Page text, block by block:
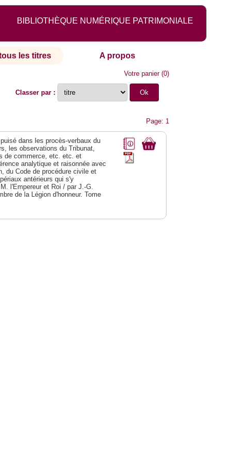
BIBLIOTHÈQUE NUMÉRIQUE PATRIMONIALE
les titres A propos
Votre panier(0)
Classer par :
Page: 1
dans les procès-verbaux du
les observations du Tribunat,
de commerce, etc. etc. et
analytique et raisonnée avec
du Code de procédure civile et
antérieurs qui s'y
l'Empereur et Roi / par J.-G.
de la Légion d'honneur. Tome